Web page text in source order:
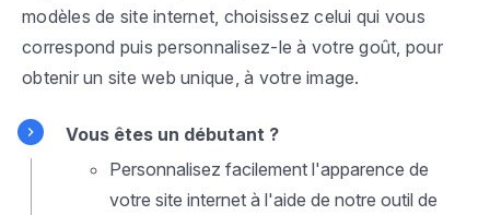
modèles de site internet, choisissez celui qui vous
correspond puis personnalisez-le à votre goût, pour
obtenir un site web unique, à votre image.
Vous êtes un débutant ?
Personnalisez facilement l'apparence de
votre site internet à l'aide de notre outil de